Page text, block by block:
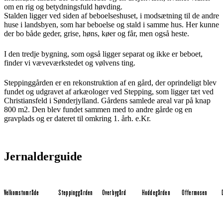
om en rig og betydningsfuld høvding.
Stalden ligger ved siden af beboelseshuset, i modsætning til de andre
huse i landsbyen, som har beboelse og stald i samme hus. Her kunne
der bo både geder, grise, høns, køer og får, men også heste.
I den tredje bygning, som også ligger separat og ikke er beboet,
finder vi væveværkstedet og vølvens ting.
Steppinggården er en rekonstruktion af en gård, der oprindeligt blev
fundet og udgravet af arkæologer ved Stepping, som ligger tæt ved
Christiansfeld i Sønderjylland. Gårdens samlede areal var på knap
800 m2. Den blev fundet sammen med to andre gårde og en
gravplads og er dateret til omkring 1. årh. e.Kr.
Jernalderguide
Velkomstområde Steppinggården Overbygård Hoddegården Offermosen